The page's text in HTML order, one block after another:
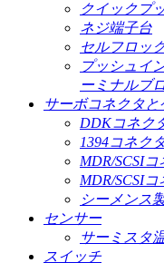
クイックプ
ネジ端子台
セルフロッ
プッシュイ
ーミナルブ
サーボコネクタと
DDKコネク
1394コネク
MDR/SCSI
MDR/SCSI
シーメンス
センサー
サーミスタ
スイッチ